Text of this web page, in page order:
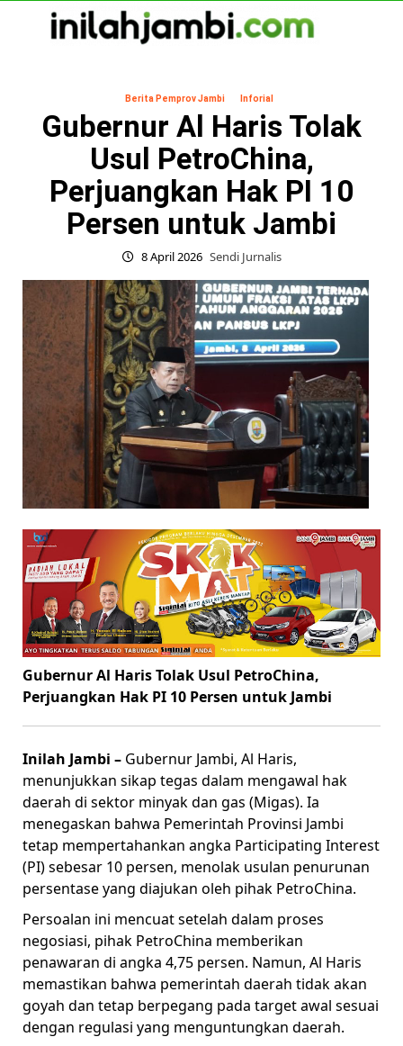
Berita Pemprov Jambi Inforial
Gubernur Al Haris Tolak
Usul PetroChina,
Perjuangkan Hak PI 10
Persen untuk Jambi
8 April 2026 Sendi Jurnalis
Gubernur Al Haris Tolak Usul PetroChina,
Perjuangkan Hak PI 10 Persen untuk Jambi
Inilah Jambi – Gubernur Jambi, Al Haris,
menunjukkan sikap tegas dalam mengawal hak
daerah di sektor minyak dan gas (Migas). Ia
menegaskan bahwa Pemerintah Provinsi Jambi
tetap mempertahankan angka Participating Interest
(PI) sebesar 10 persen, menolak usulan penurunan
persentase yang diajukan oleh pihak PetroChina.
Persoalan ini mencuat setelah dalam proses
negosiasi, pihak PetroChina memberikan
penawaran di angka 4,75 persen. Namun, Al Haris
memastikan bahwa pemerintah daerah tidak akan
goyah dan tetap berpegang pada target awal sesuai
dengan regulasi yang menguntungkan daerah.